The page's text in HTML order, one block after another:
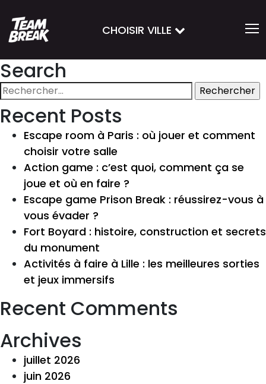
CHOISIR VILLE
Search
Rechercher :
Recent Posts
Escape room à Paris : où jouer et comment
choisir votre salle
Action game : c’est quoi, comment ça se
joue et où en faire ?
Escape game Prison Break : réussirez-vous à
vous évader ?
Fort Boyard : histoire, construction et secrets
du monument
Activités à faire à Lille : les meilleures sorties
et jeux immersifs
Recent Comments
Archives
juillet 2026
juin 2026